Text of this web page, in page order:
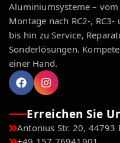
Erreichen Sie
Antonius Str. 20, 44793
Aluminiumsysteme –
Montage nach RC2-,
bis hin zu Service,
Sonderlösungen.
einer Hand.